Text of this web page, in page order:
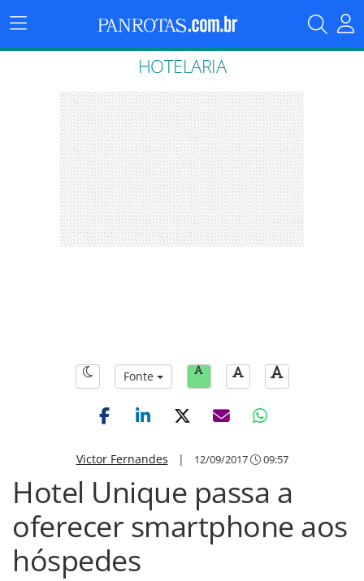
Menu
Principal
HOTELARIA
Fonte
Victor Fernandes | 12/09/2017 09:57
Hotel Unique passa a
oferecer smartphone aos
hóspedes